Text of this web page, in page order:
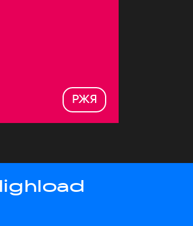
РЖЯ